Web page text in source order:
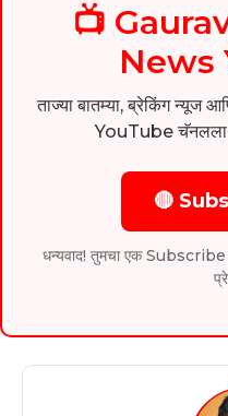
📺
News
ताज्या बातम्या, ब्रेकिंग न्यूज
YouTube
🔴
धन्यवाद! तुमचा एक Subscribe